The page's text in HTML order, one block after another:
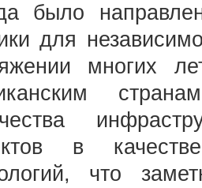
было
для
многих
в
что